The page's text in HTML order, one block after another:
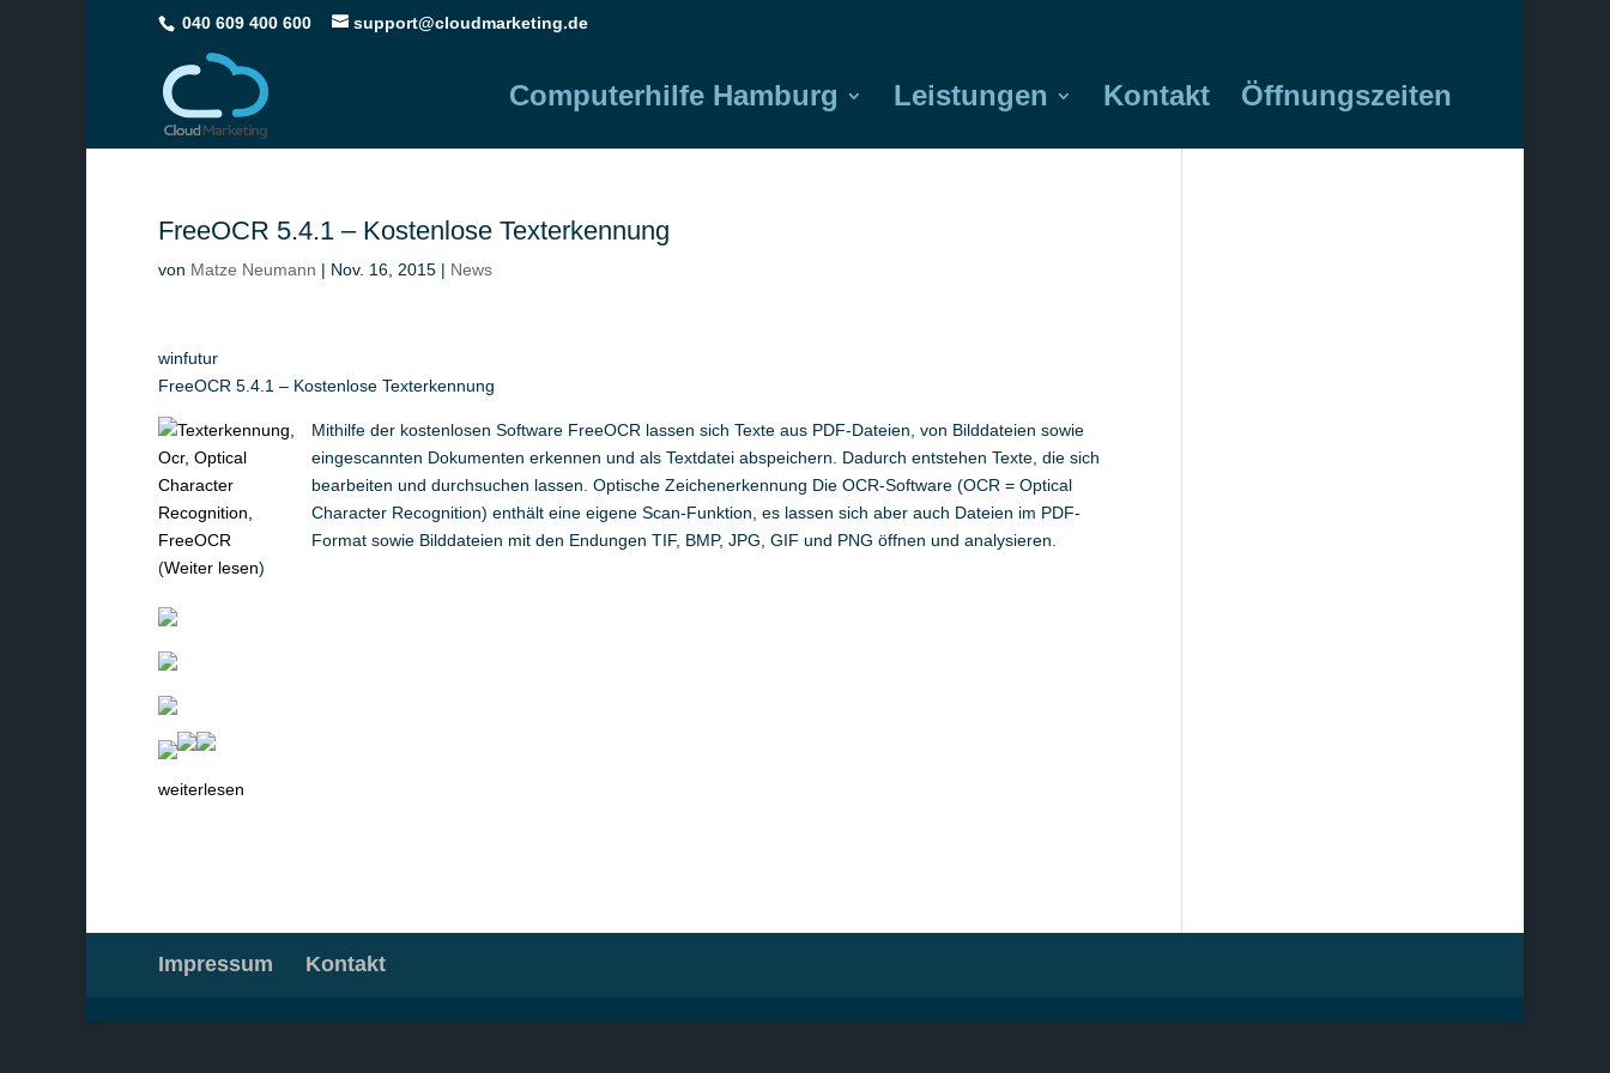
040 609 400 600 support@cloudmarketing.de
Computerhilfe Hamburg Leistungen Kontakt Öffnungszeiten
FreeOCR 5.4.1 – Kostenlose Texterkennung
von Matze Neumann | Nov. 16, 2015 | News
winfutur
FreeOCR 5.4.1 – Kostenlose Texterkennung
Mithilfe der kostenlosen Software FreeOCR lassen sich Texte aus PDF-Dateien, von Bilddateien sowie
eingescannten Dokumenten erkennen und als Textdatei abspeichern. Dadurch entstehen Texte, die sich
bearbeiten und durchsuchen lassen. Optische Zeichenerkennung Die OCR-Software (OCR = Optical
Character Recognition) enthält eine eigene Scan-Funktion, es lassen sich aber auch Dateien im PDF-
Format sowie Bilddateien mit den Endungen TIF, BMP, JPG, GIF und PNG öffnen und analysieren.
(Weiter lesen)
weiterlesen
Impressum Kontakt